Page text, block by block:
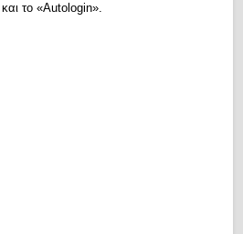
το «Autologin».